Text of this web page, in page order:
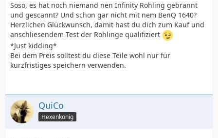
Soso, es hat noch niemand nen Infinity Rohling gebrannt
und gescannt? Und schon gar nicht mit nem BenQ 1640?
Herzlichen Glückwunsch, damit hast du dich zum Kauf und
anschliesendem Test der Rohlinge qualifiziert
*Just kidding*
Bei dem Preis solltest du diese Teile wohl nur für
kurzfristiges speichern verwenden.
QuiCo
Hexenkönig